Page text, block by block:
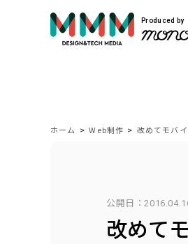
Produced by
自社開発のプロダク
ホーム > Web制作 > 改めてモバ
公開日：
改めて